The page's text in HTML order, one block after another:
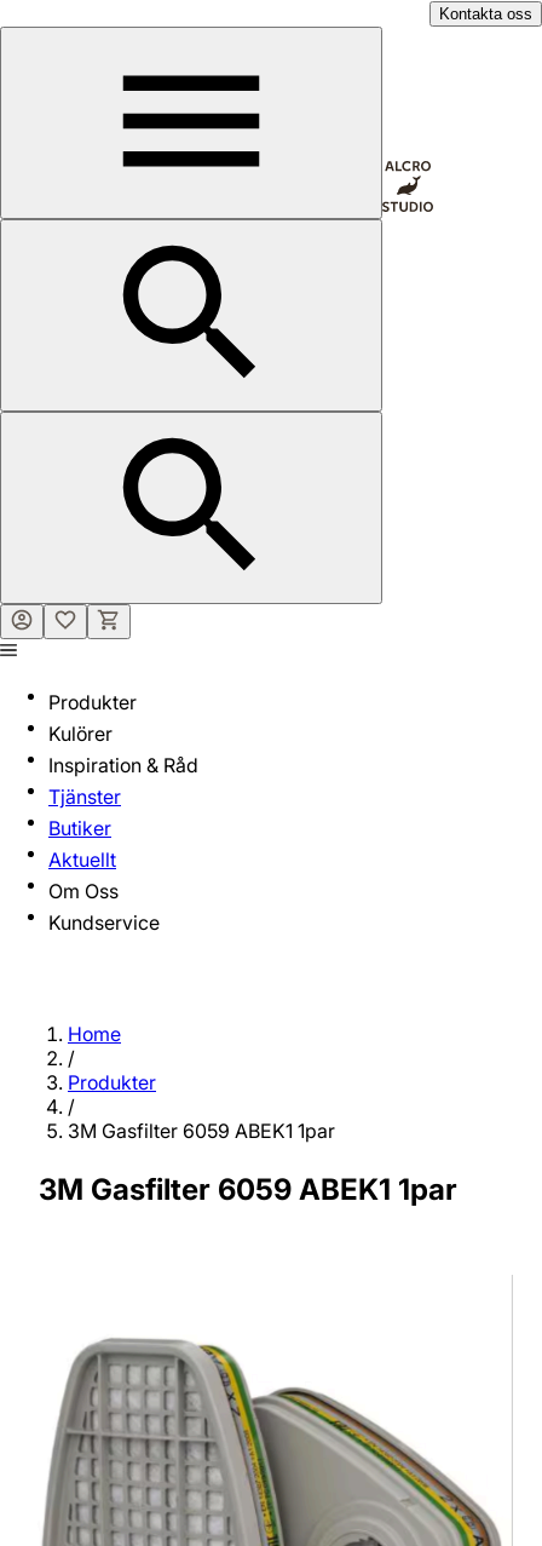
Kontakta oss
Produkter
Kulörer
Inspiration & Råd
Tjänster
Butiker
Aktuellt
Om Oss
Kundservice
Home
/
Produkter
/
3M Gasfilter 6059 ABEK1 1par
3M Gasfilter 6059 ABEK1 1par